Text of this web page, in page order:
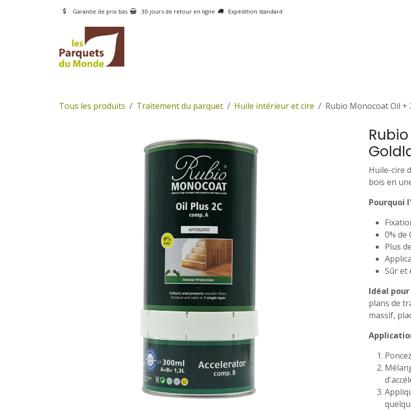
Se rendre au contenu
Garantie de prix bas 30 jours de retour en ligne Expédition standard
Tous les produits Traitement du parquet Huile intérieur et cire Rubio Monocoat Oil +
Huile-cire
bois en
Pourquoi
0% de
Plus
Sûr et
Idéal pour
plans de
massif,